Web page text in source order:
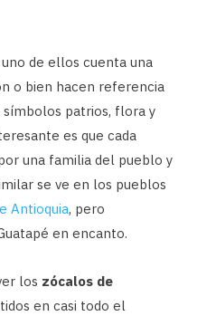
de ellos cuenta una
o bien hacen referencia
símbolos patrios, flora y
es que cada
una familia del pueblo y
se ve en los pueblos
Antioquia, pero
en encanto.
los zócalos de
en casi todo el